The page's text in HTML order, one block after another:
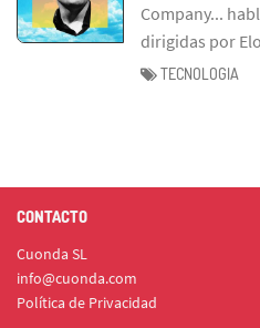
Company...
dirigidas por
TECNOLOGIA
CONTACTO
Cuonda SL
info@cuonda.com
Política de Privacidad